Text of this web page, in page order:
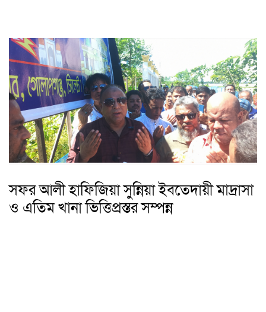
সফর আলী হাফিজিয়া সুন্নিয়া ইবতেদায়ী মাদ্রাসা
ও এতিম খানা ভিত্তিপ্রস্তর সম্পন্ন